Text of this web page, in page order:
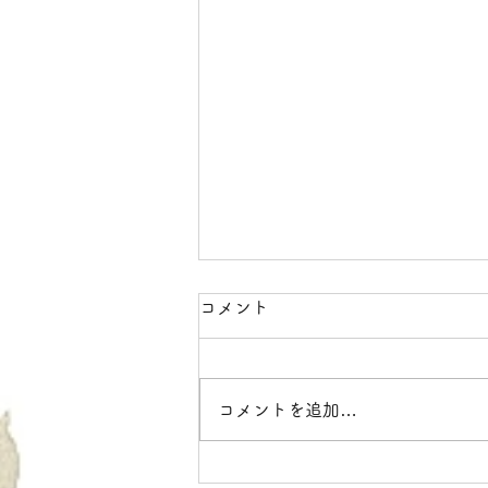
ワンブリーチインナーカラー
コメント
コメントを追加…